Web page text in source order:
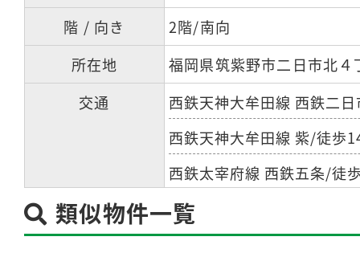
階 / 向き
2階/南向
所在地
福岡県筑紫野市二日市北４
交通
西鉄天神大牟田線 西鉄二
西鉄天神大牟田線 紫/徒歩
西鉄太宰府線 西鉄五条/徒
類似物件一覧